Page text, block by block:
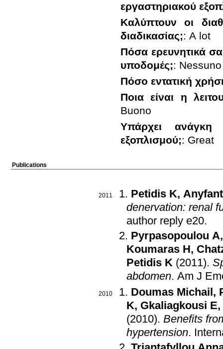
εργαστηριακού
Καλύπτουν οι
διαδικασίας;: A lot
Πόσα ερευνητικά
υποδομές;: Nessuno
Πόσο εντατική
Ποια είναι η
Buono
Υπάρχει ανάγκη
εξοπλισμού;: Great
Publications
2011 Petidis K,
denervation: renal
author reply e20.
Pyrpasopoulou A
Koumaras H,
Petidis K (2011).
abdomen. Am J
2010 Doumas Michail ,
K, Gkaliagkousi E,
(2010). Benefits
hypertension.